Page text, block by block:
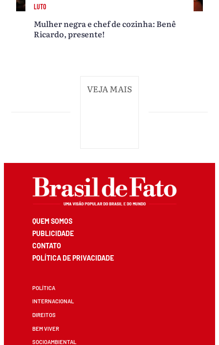
LUTO
Mulher negra e chef de cozinha: Benê
Ricardo, presente!
VEJA MAIS
QUEM SOMOS
PUBLICIDADE
CONTATO
POLÍTICA DE PRIVACIDADE
POLÍTICA
INTERNACIONAL
DIREITOS
BEM VIVER
SOCIOAMBIENTAL